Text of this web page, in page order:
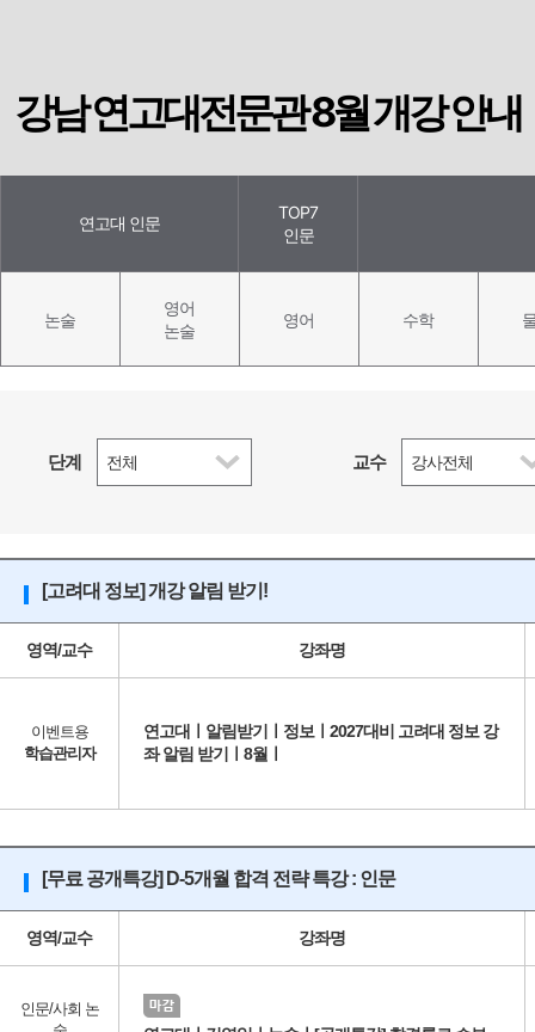
강남 연고대전문관 8월 개강 안내
연고대 인문
TOP7
인문
논술
영어
논술
영어 수학
단계 교수
[고려대 정보] 개강 알림 받기!
영역/교수 강좌명
이벤트용
학습관리자
연고대ㅣ알림받기ㅣ정보ㅣ2027대비 고려대 정보 강
좌 알림 받기ㅣ8월ㅣ
[무료 공개특강] D-5개월 합격 전략 특강 : 인문
영역/교수 강좌명
인문/사회 논